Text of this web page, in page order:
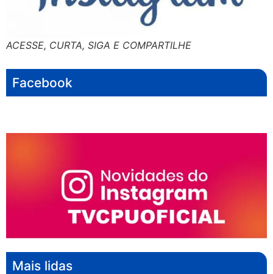
ACESSE, CURTA, SIGA E COMPARTILHE
Facebook
Mais lidas